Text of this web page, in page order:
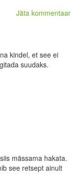
Jäta kommentaar
kindel, et see ei
suudaks.
mässama hakata.
see retsept ainult